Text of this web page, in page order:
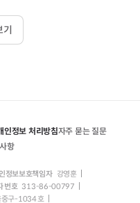
달성해 보세요!
firefox/new/
는멤버십 정기 결제 정보
다.
강기간 10일
강일이 주어집니다.
강일 50일
강일이 주어집니다.
수강일 50일+ 무료 복습기
기
인정보 처리방침자주 묻는 질문
항
정보보호책임자 강영훈
번호 313-86-00797
구-1034 호